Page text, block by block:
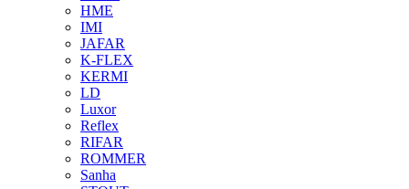
HME
IMI
JAFAR
K-FLEX
KERMI
LD
Luxor
Reflex
RIFAR
ROMMER
Sanha